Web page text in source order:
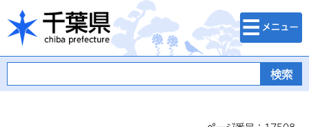
千葉県
検索・メニュ
ー